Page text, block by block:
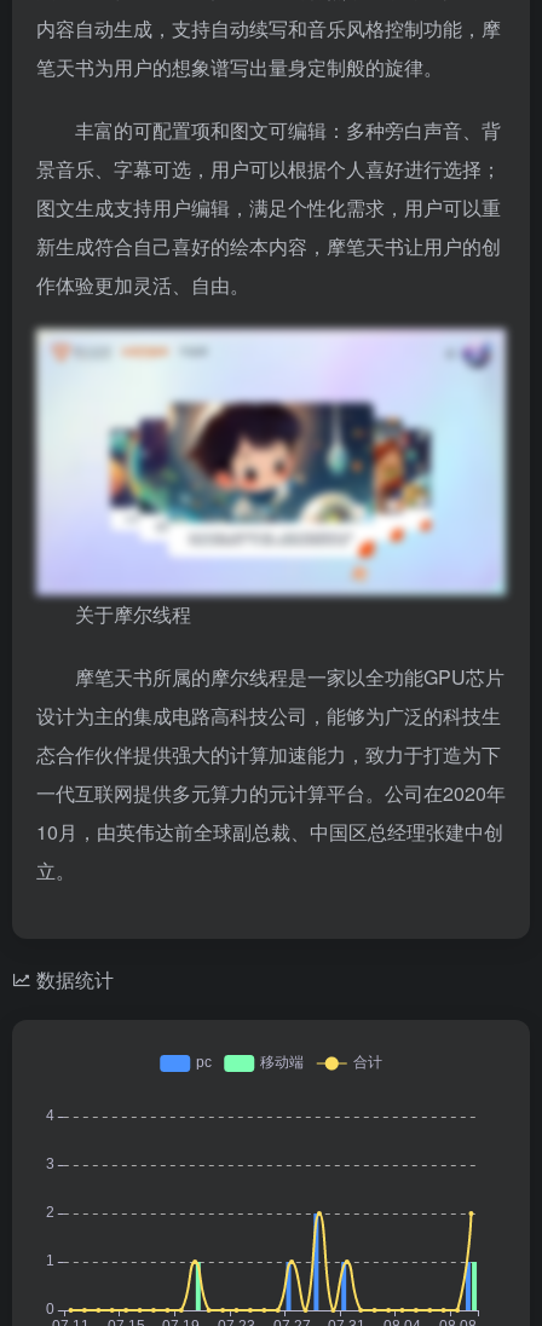
内容自动生成，支持自动续写和音乐风格控制功能，摩
笔天书为用户的想象谱写出量身定制般的旋律。
丰富的可配置项和图文可编辑：多种旁白声音、背
景音乐、字幕可选，用户可以根据个人喜好进行选择；
图文生成支持用户编辑，满足个性化需求，用户可以重
新生成符合自己喜好的绘本内容，摩笔天书让用户的创
作体验更加灵活、自由。
关于摩尔线程
摩笔天书所属的摩尔线程是一家以全功能GPU芯片
设计为主的集成电路高科技公司，能够为广泛的科技生
态合作伙伴提供强大的计算加速能力，致力于打造为下
一代互联网提供多元算力的元计算平台。公司在2020年
10月，由英伟达前全球副总裁、中国区总经理张建中创
立。
数据统计